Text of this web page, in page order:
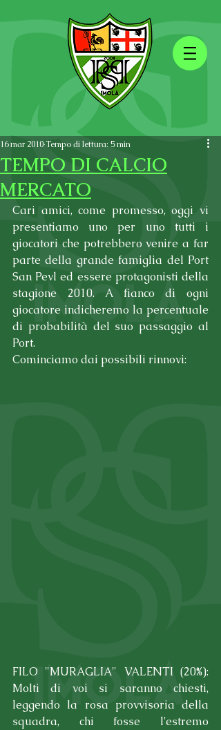
TEMPO DI CALCIO
MERCATO
16 mar 2010Tempo di lettura: 5 min
Cari amici, come promesso, oggi vi
presentiamo uno per uno tutti i
giocatori che potrebbero venire a far
parte della grande famiglia del Port
San Pevl ed essere protagonisti della
stagione 2010. A fianco di ogni
giocatore indicheremo la percentuale
di probabilità del suo passaggio al
Port.
Cominciamo dai possibili rinnovi:
FILO "MURAGLIA" VALENTI (20%):
Molti di voi si saranno chiesti,
leggendo la rosa provvisoria della
squadra, chi fosse l'estremo